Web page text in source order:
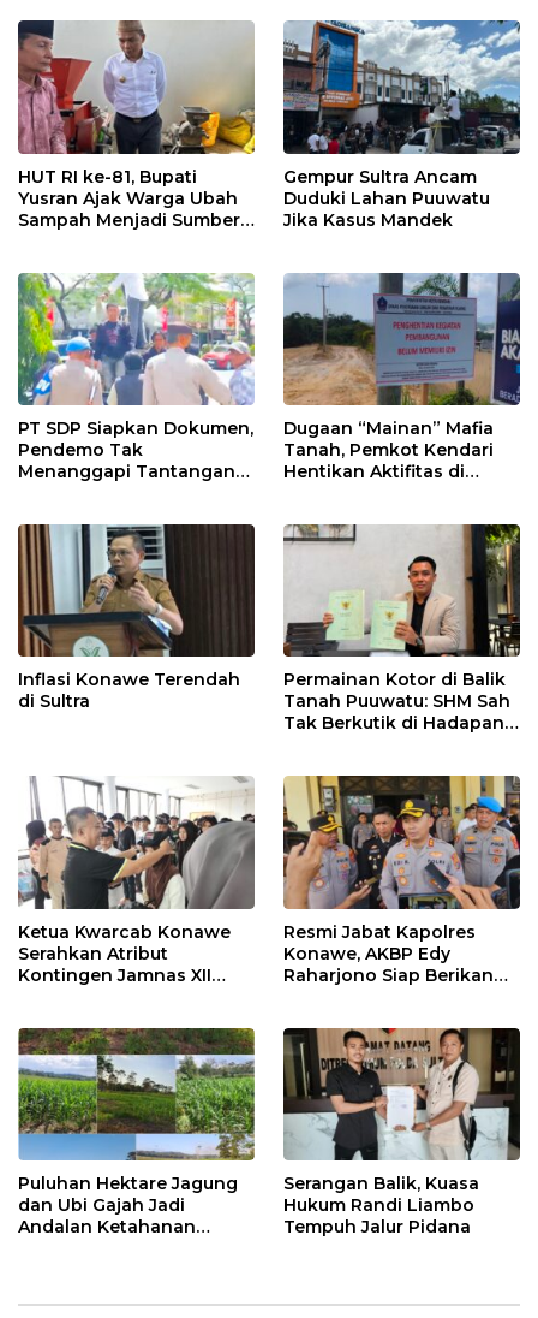
Kerakyatan
HUT RI ke-81, Bupati
Yusran Ajak Warga Ubah
Sampah Menjadi Sumber
Gempur Sultra Ancam
Duduki Lahan Puuwatu
Jika Kasus Mandek
PT SDP Siapkan Dokumen,
Pendemo Tak
Menanggapi Tantangan
Dugaan “Mainan” Mafia
Tanah, Pemkot Kendari
Hentikan Aktifitas di
Inflasi Konawe Terendah
di Sultra
Permainan Kotor di Balik
Tanah Puuwatu: SHM Sah
Tak Berkutik di Hadapan
Ketua Kwarcab Konawe
Serahkan Atribut
Kontingen Jamnas XII
Resmi Jabat Kapolres
Konawe, AKBP Edy
Raharjono Siap Berikan
Puluhan Hektare Jagung
dan Ubi Gajah Jadi
Andalan Ketahanan
Serangan Balik, Kuasa
Hukum Randi Liambo
Tempuh Jalur Pidana